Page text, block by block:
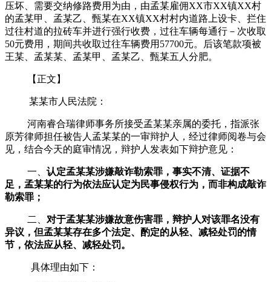
压坏、需要交纳修路费用为由，由孟某雇佣XX市XX镇XX村
的孟某甲、孟某乙、甄某在XX镇XX村村内道路上设卡、拦住
过往村道的拉砖车并进行强行收费，过往车辆每通行－次收取
50元费用，期间共收取过往车辆费用57700元。后该笔款项被
王某、孟某某、孟某甲、孟某乙、甄某五人分肥。
【正文】
某某市人民法院：
河南睿合瑞律师事务所接受孟某某亲属的委托，指派张
原芳律师担任被告人孟某某的一审辩护人，经过律师阅卷与会
见，结合今天的庭审情况，辩护人发表如下辩护意见：
一、认定孟某某涉嫌敲诈勒索罪 ，事实不清、证据不
足，孟某某的行为依法应认定为民事侵权行为，而非构成敲诈
勒索罪；
二、 对于孟某某涉嫌故意伤害罪，辩护人对该罪名没有
异议，但孟某某存在多个法定、酌定的从轻、减轻处罚的情
节 ，依法应从轻、减轻处罚。
具体理由如下：